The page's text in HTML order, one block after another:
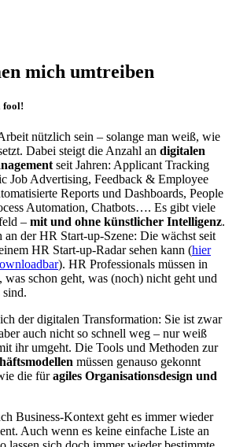
mich umtreiben
fool!
nützlich sein – solange man weiß, wie
Dabei steigt die Anzahl an digitalen
seit Jahren: Applicant Tracking
Job Advertising, Feedback & Employee
Reports und Dashboards, People
Automation, Chatbots…. Es gibt viele
– mit und ohne künstlicher Intelligenz.
an der HR Start-up-Szene: Die wächst seit
HR Start-up-Radar sehen kann (hier
). HR Professionals müssen in
schon geht, was (noch) nicht geht und
der digitalen Transformation: Sie ist zwar
auch nicht so schnell weg – nur weiß
ihr umgeht. Die Tools und Methoden zur
müssen genauso gekonnt
die füragiles Organisationsdesign und
Business-Kontext geht es immer wieder
Auch wenn es keine einfache Liste an